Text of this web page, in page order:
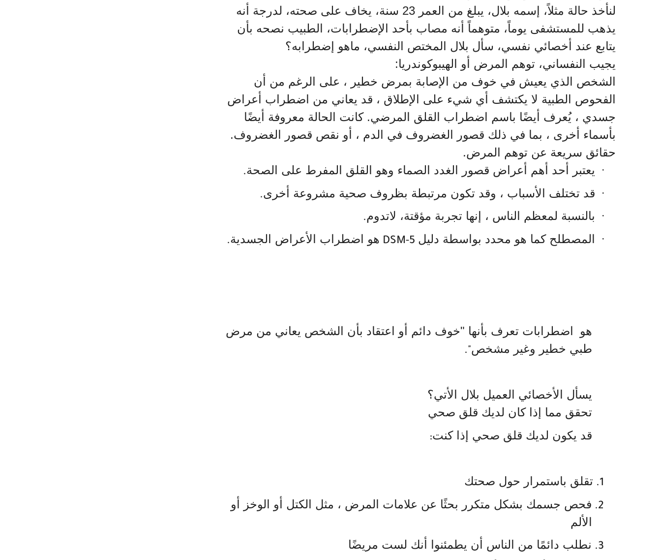
لنأخذ حالة مثلاً، إسمه بلال، يبلغ من العمر 23 سنة، يخاف على صحته، لدرجة أنه
يذهب للمستشفى يوماً، متوهماً أنه مصاب بأحد الإضطرابات، الطبيب نصحه بأن
يتابع عند أخصائي نفسي، سأل بلال المختص النفسي، ماهو إضطرابه؟
يجيب النفساني، توهم المرض أو الهيبوكوندريا:
الشخص الذي يعيش في خوف من الإصابة بمرض خطير ، على الرغم من أن
الفحوص الطبية لا يكتشف أي شيء على الإطلاق ، قد يعاني من اضطراب أعراض
جسدي ، يُعرف أيضًا باسم اضطراب القلق المرضي. كانت الحالة معروفة أيضًا
بأسماء أخرى ، بما في ذلك قصور الغضروف في الدم ، أو نقص قصور الغضروف.
حقائق سريعة عن توهم المرض.
· يعتبر أحد أهم أعراض قصور الغدد الصماء وهو القلق المفرط على الصحة.
·
قد تختلف الأسباب ، وقد تكون مرتبطة بظروف صحية مشروعة أخرى.
·
بالنسبة لمعظم الناس ، إنها تجربة مؤقتة، لاتدوم.
·
المصطلح كما هو محدد بواسطة دليل DSM-5 هو اضطراب الأعراض الجسدية.
هو
اضطرابات تعرف بأنها "خوف دائم أو اعتقاد بأن الشخص يعاني من مرض
طبي خطير وغير مشخص."
يسأل الأخصائي العميل بلال الأتي؟
تحقق مما إذا كان لديك قلق صحي
قد يكون لديك قلق صحي إذا كنت:
1. تقلق باستمرار حول صحتك
2.
فحص جسمك بشكل متكرر بحثًا عن علامات المرض ، مثل الكتل أو الوخز أو
الألم
3. نطلب دائمًا من الناس أن يطمئنوا أنك لست مريضًا